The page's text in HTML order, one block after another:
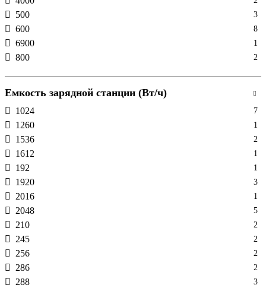
500 3
600 8
6900 1
800 2
Емкость зарядной станции (Вт/ч)
1024 7
1260 1
1536 2
1612 1
192 1
1920 3
2016 1
2048 5
210 2
245 2
256 2
286 2
288 3